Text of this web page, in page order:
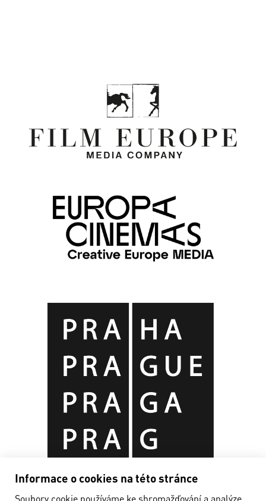
Informace o cookies na této stránce
Soubory cookie používáme ke shromažďování a analýze